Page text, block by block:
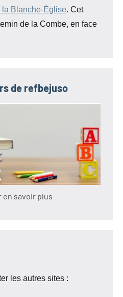
la Blanche-Église. Cet
de la Combe, en face
de refbejuso
en savoir plus
les autres sites :